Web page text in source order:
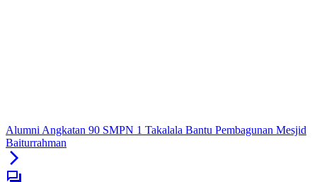
Alumni Angkatan 90 SMPN 1 Takalala Bantu Pembagunan Mesjid
Baiturrahman